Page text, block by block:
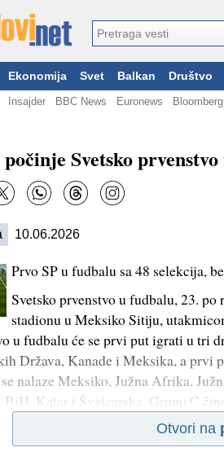
Ekonomija Svet Balkan Društvo
Insajder BBC News Euronews Bloomberg
Svetsko
10.06.2026
Prvo SP u fudbalu sa 48 selekcija,
Svetsko prvenstvo u fudbalu, 23. po
stadionu u Meksiko Sitiju,
u fudbalu će se prvi put igrati u tri
Država, Kanade i Meksika, a prvi
nalaze Meksiko, Južna Afrika,
BiH, Katar i Švajcarska. Grupu C
Otvori na